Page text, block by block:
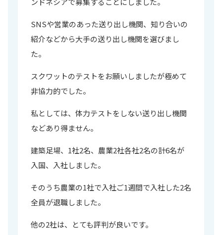
SNSや営業のあった送り出し機関、知り合いの
紹介などから大手の送り出し機関を選びまし
た。
スクワットのテストをお願いしましたが極めて
非協力的でした。
私としては、体力テストをしない送り出し機関
などあり得ません。
建築足場、1社2名、農業2社各社2名の計6名が
入国、入社しました。
そのうち農業の1社で入社ご1週間で入社した2名
全員が退職しました。
他の2社は、とても評判が良いです。